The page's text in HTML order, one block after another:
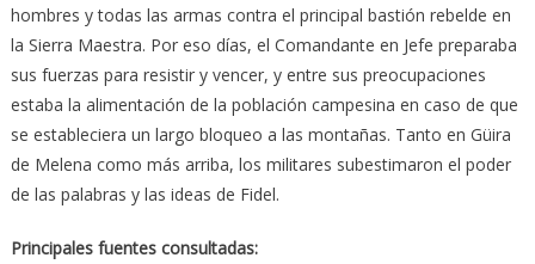
hombres y todas las armas contra el principal bastión rebelde en
la Sierra Maestra. Por eso días, el Comandante en Jefe preparaba
sus fuerzas para resistir y vencer, y entre sus preocupaciones
estaba la alimentación de la población campesina en caso de que
se estableciera un largo bloqueo a las montañas. Tanto en Güira
de Melena como más arriba, los militares subestimaron el poder
de las palabras y las ideas de Fidel.
Principales fuentes consultadas: